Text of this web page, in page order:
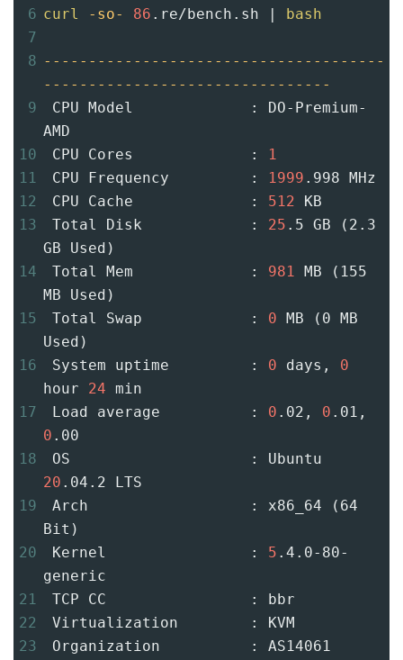
6 curl -so- 86 .re/bench.sh |
bash
7
8 --------------------------------------
--------------------------------
9
CPU Model             : DO-Premium-
AMD
10
CPU Cores             :
1
11
CPU Frequency         : 1999 .998 MHz
12
CPU Cache             : 512 KB
13
Total Disk            : 25 .5 GB (2.3
GB Used)
14
Total Mem             : 981 MB (155
MB Used)
15
Total Swap            : 0 MB (0 MB
Used)
16
System uptime         : 0 days, 0
hour 24 min
17
Load average          : 0 .02, 0
0 .00
18
20 .04.2 LTS
19
Arch                  : x86_64 (64
Bit)
20
Kernel                : 5 .4.0-80-
generic
21
TCP CC                : bbr
22
Virtualization        : KVM
23
Organization          : AS14061